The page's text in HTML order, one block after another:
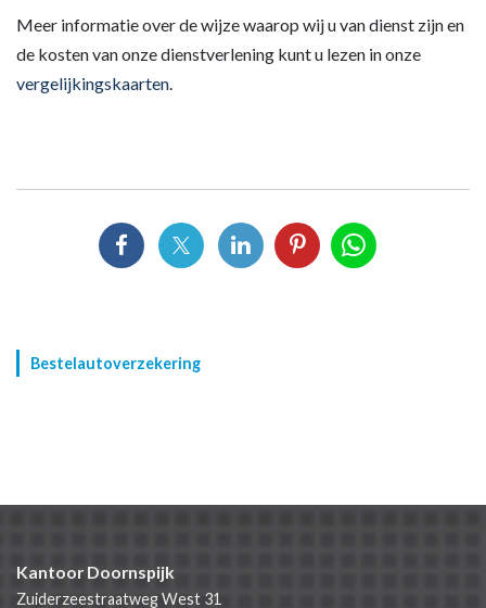
Meer informatie over de wijze waarop wij u van dienst zijn en
de kosten van onze dienstverlening kunt u lezen in onze
vergelijkingskaarten.
Bestelautoverzekering
Kantoor Doornspijk
Zuiderzeestraatweg West 31